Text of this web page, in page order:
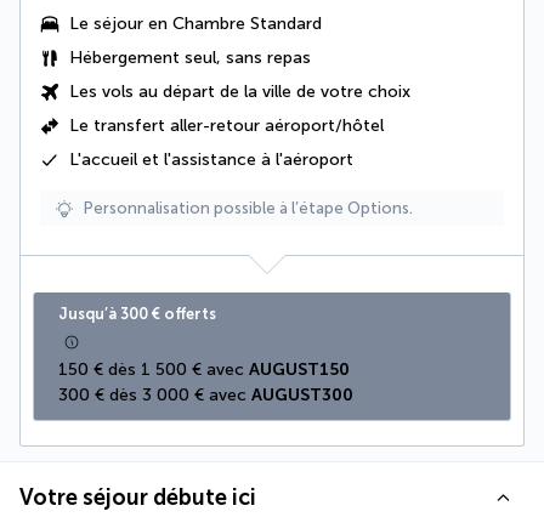
Le séjour en Chambre Standard
Hébergement seul, sans repas
Les vols au départ de la ville de votre choix
Le transfert aller-retour aéroport/hôtel
L'accueil et l'assistance à l'aéroport
Personnalisation possible à l’étape Options.
Jusqu’à 300 € offerts
150 € dès 1 500 € avec AUGUST150
300 € dès 3 000 € avec AUGUST300
Votre séjour débute ici